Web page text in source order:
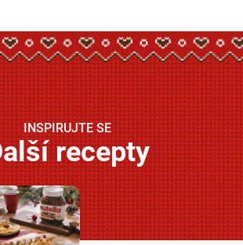
INSPIRUJTE SE
recepty